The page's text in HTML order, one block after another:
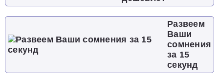
Развеем
Ваши
сомнения
за 15
секунд